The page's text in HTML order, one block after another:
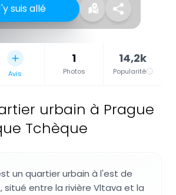
suis allé
Avis
1
Photos
14,2k
Popularité
urbain à Prague
Tchèque
un quartier urbain à l'est de
situé entre la rivière Vltava et la